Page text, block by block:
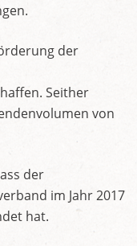
der
Seither
von
der
im Jahr 2017
hat.